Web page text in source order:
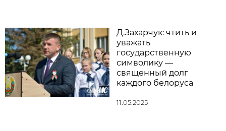
Д.Захарчук: чтить и
уважать
государственную
символику —
священный долг
каждого белоруса
11.05.2025